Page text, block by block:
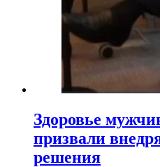
Здоровье
призвали
решения